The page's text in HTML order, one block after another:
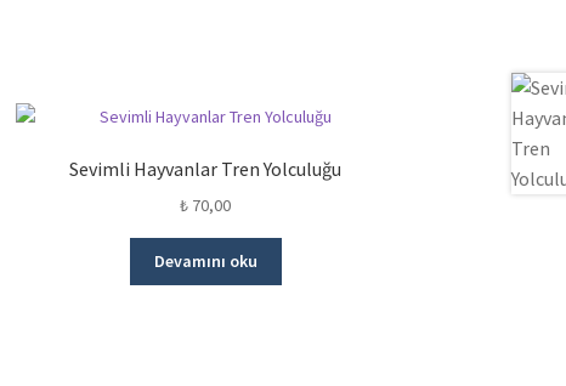
Sevimli Hayvanlar Tren Yolculuğu
₺ 70,00
Devamını oku